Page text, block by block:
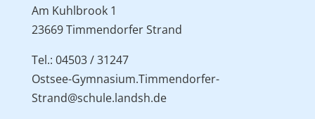
Am Kuhlbrook 1
23669 Timmendorfer Strand
Tel.: 04503 / 31247
Ostsee-Gymnasium.Timmendorfer-
Strand@schule.landsh.de